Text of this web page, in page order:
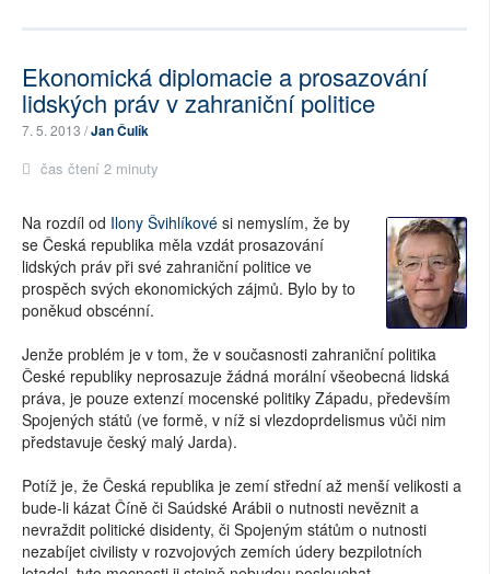
Ekonomická diplomacie a prosazování
lidských práv v zahraniční politice
7. 5. 2013 /Jan Čulík
čas čtení 2 minuty
Na rozdíl od Ilony Švihlíkové si nemyslím, že by
se Česká republika měla vzdát prosazování
lidských práv při své zahraniční politice ve
prospěch svých ekonomických zájmů. Bylo by to
poněkud obscénní.
Jenže problém je v tom, že v současnosti zahraniční politika
České republiky neprosazuje žádná morální všeobecná lidská
práva, je pouze extenzí mocenské politiky Západu, především
Spojených států (ve formě, v níž si vlezdoprdelismus vůči nim
představuje český malý Jarda).
Potíž je, že Česká republika je zemí střední až menší velikosti a
bude-li kázat Číně či Saúdské Arábii o nutnosti nevěznit a
nevraždit politické disidenty, či Spojeným státům o nutnosti
nezabíjet civilisty v rozvojových zemích údery bezpilotních